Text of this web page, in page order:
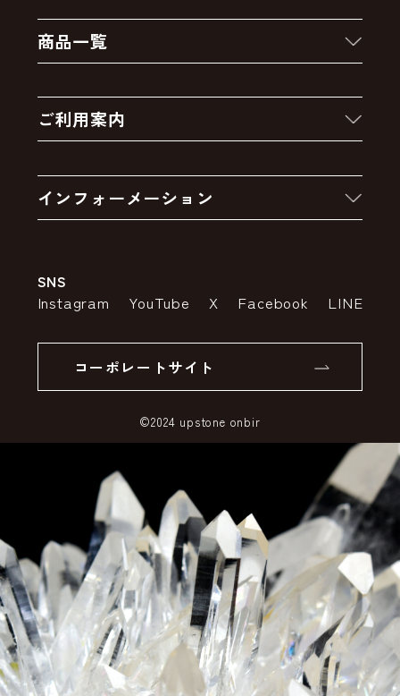
商品一覧
クーポン
卸販売・大量注文
アウトレットセール
ご利用案内
お支払いについて
インフォーメーション
特定商取引法の表示
SSLサーバー証明書とは
SNS
Instagram YouTube X Facebook LINE
コーポレートサイト
©2024 upstone onbir